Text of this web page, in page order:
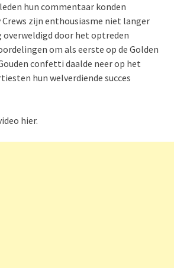
hun commentaar konden
zijn enthousiasme niet langer
overweldigd door het optreden
om als eerste op de Golden
confetti daalde neer op het
hun welverdiende succes
hier.